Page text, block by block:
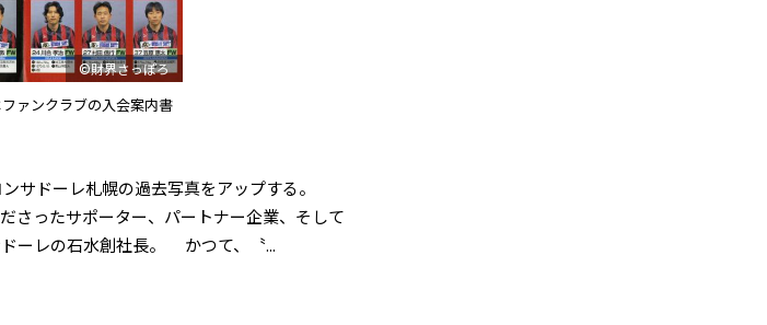
©財界さっぽろ
ァンクラブの入会案内書
サドーレ札幌の過去写真をアップする。
さったサポーター、パートナー企業、そして
ーレの石水創社長。 かつて、〝...